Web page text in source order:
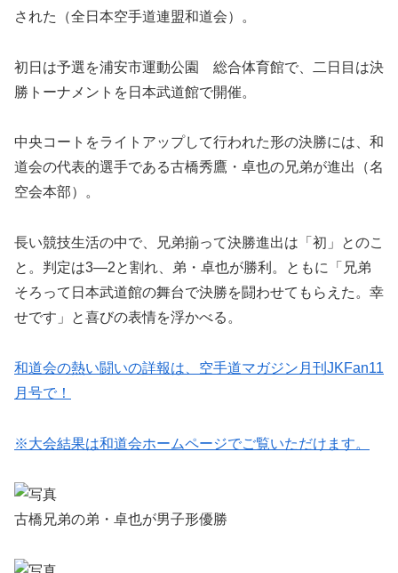
された（全日本空手道連盟和道会）。
初日は予選を浦安市運動公園 総合体育館で、二日目は決
勝トーナメントを日本武道館で開催。
中央コートをライトアップして行われた形の決勝には、和
道会の代表的選手である古橋秀鷹・卓也の兄弟が進出（名
空会本部）。
長い競技生活の中で、兄弟揃って決勝進出は「初」とのこ
と。判定は3―2と割れ、弟・卓也が勝利。ともに「兄弟
そろって日本武道館の舞台で決勝を闘わせてもらえた。幸
せです」と喜びの表情を浮かべる。
和道会の熱い闘いの詳報は、空手道マガジン月刊JKFan11
月号で！
※大会結果は和道会ホームページでご覧いただけます。
古橋兄弟の弟・卓也が男子形優勝